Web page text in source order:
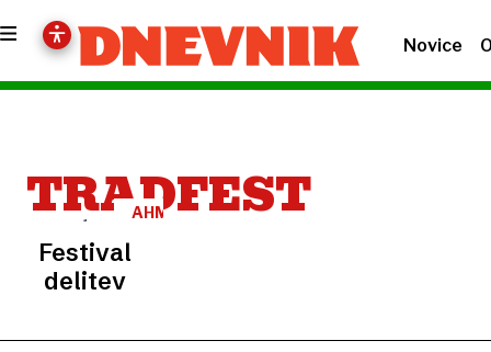
Novice
TRADFEST
AHMED
Festival
delitev